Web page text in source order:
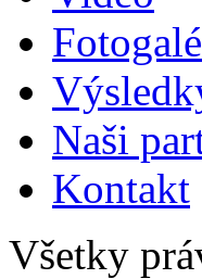
Naši
Kontakt
Všetky